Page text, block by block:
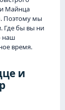
Майнца
Поэтому мы
Где бы вы ни
наш
время.
и